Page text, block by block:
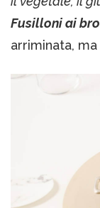
Fusilloni ai
arriminata,